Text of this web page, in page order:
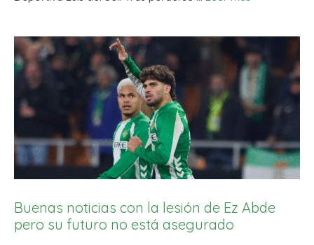
Buenas noticias con la lesión de Ez Abde
pero su futuro no está asegurado